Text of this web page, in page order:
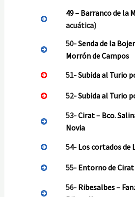
49 – Barranco de la
acuática)
50-Senda de la
Morrón de Campos
51-Subida al Turio
52-Subida al Turio
53-Cirat – Bco.
Novia
54- Los cortados de
55- Entorno de Cirat
56- Ribesalbes –